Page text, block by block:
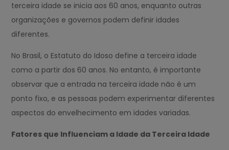
terceira idade se inicia aos 60 anos, enquanto outras
organizações e governos podem definir idades
diferentes.
No Brasil, o Estatuto do Idoso define a terceira idade
como a partir dos 60 anos. No entanto, é importante
observar que a entrada na terceira idade não é um
ponto fixo, e as pessoas podem experimentar diferentes
aspectos do envelhecimento em idades variadas.
Fatores que Influenciam a Idade da Terceira Idade